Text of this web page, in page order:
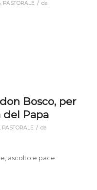
, PASTORALE / da
Bosco, per
del Papa
PASTORALE / da
ascolto e pace